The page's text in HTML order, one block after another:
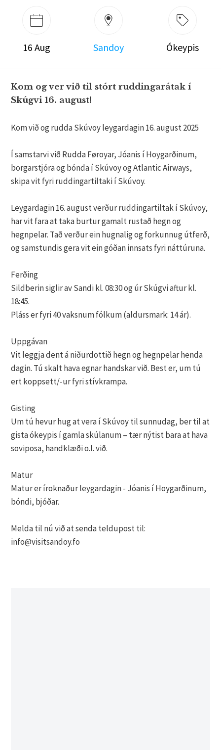
16 Aug Sandoy Ókeypis
Kom og ver við til stórt ruddingarátak í
Skúgvi 16. august!
Kom við og rudda Skúvoy leygardagin 16. august 2025
Í samstarvi við Rudda Føroyar, Jóanis í Hoygarðinum,
borgarstjóra og bónda í Skúvoy og Atlantic Airways,
skipa vit fyri ruddingartiltaki í Skúvoy.
Leygardagin 16. august verður ruddingartiltak í Skúvoy,
har vit fara at taka burtur gamalt rustað hegn og
hegnpelar. Tað verður ein hugnalig og forkunnug útferð,
og samstundis gera vit ein góðan innsats fyri náttúruna.
Ferðing
Sildberin siglir av Sandi kl. 08:30 og úr Skúgvi aftur kl.
18:45.
Pláss er fyri 40 vaksnum fólkum (aldursmark: 14 ár).
Uppgávan
Vit leggja dent á niðurdottið hegn og hegnpelar henda
dagin. Tú skalt hava egnar handskar við. Best er, um tú
ert koppsett/-ur fyri stívkrampa.
Gisting
Um tú hevur hug at vera í Skúvoy til sunnudag, ber til at
gista ókeypis í gamla skúlanum – tær nýtist bara at hava
soviposa, handklæði o.l. við.
Matur
Matur er íroknaður leygardagin - Jóanis í Hoygarðinum,
bóndi, bjóðar.
Melda til nú við at senda teldupost til:
info@visitsandoy.fo